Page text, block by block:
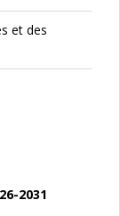
et des
2031